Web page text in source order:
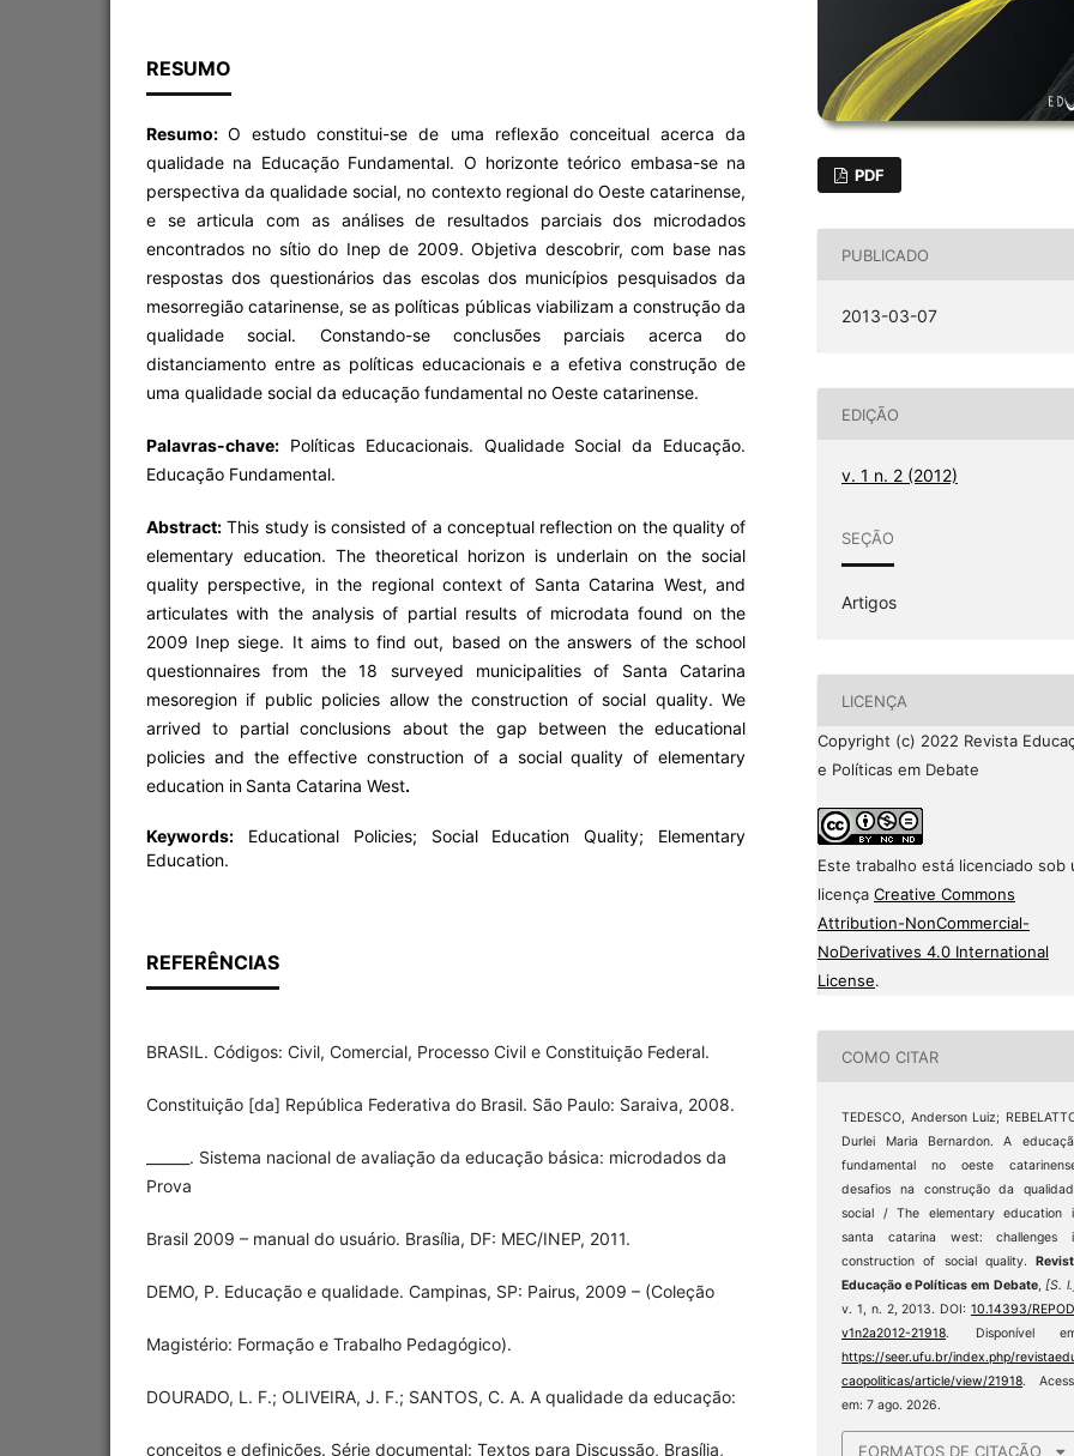
RESUMO
Resumo:O estudo constitui-se de uma reflexão conceitual acerca da
qualidade na Educação Fundamental. O horizonte teórico embasa-se na
perspectiva da qualidade social, no contexto regional do Oeste catarinense,
e se articula com as análises de resultados parciais dos microdados
encontrados no sítio do Inep de 2009. Objetiva descobrir, com base nas
respostas dos questionários das escolas dos municípios pesquisados da
mesorregião catarinense, se as políticas públicas viabilizam a construção da
qualidade social. Constando-se conclusões parciais acerca do
distanciamento entre as políticas educacionais e a efetiva construção de
uma qualidade social da educação fundamental no Oeste catarinense.
Palavras-chave: Políticas Educacionais. Qualidade Social da Educação.
Educação Fundamental.
Abstract: This study is consisted of a conceptual reflection on the quality of
elementary education. The theoretical horizon is underlain on the social
quality perspective, in the regional context of Santa Catarina West, and
articulates with the analysis of partial results of microdata found on the
2009 Inep siege. It aims to find out, based on the answers of the school
questionnaires from the 18 surveyed municipalities of Santa Catarina
mesoregion if public policies allow the construction of social quality. We
arrived to partial conclusions about the gap between the educational
policies and the effective construction of a social quality of elementary
education in Santa Catarina West.
Keywords: Educational Policies; Social Education Quality; Elementary
Education.
REFERÊNCIAS
BRASIL. Códigos: Civil, Comercial, Processo Civil e Constituição Federal.
Constituição [da] República Federativa do Brasil. São Paulo: Saraiva, 2008.
______. Sistema nacional de avaliação da educação básica: microdados da
Prova
Brasil 2009 – manual do usuário. Brasília, DF: MEC/INEP, 2011.
DEMO, P. Educação e qualidade. Campinas, SP: Pairus, 2009 – (Coleção
Magistério: Formação e Trabalho Pedagógico).
DOURADO, L. F.; OLIVEIRA, J. F.; SANTOS, C. A. A qualidade da educação:
conceitos e definições. Série documental: Textos para Discussão, Brasília,
PDF
PUBLICADO
2013-03-07
EDIÇÃO
v. 1 n. 2 (2012)
SEÇÃO
Artigos
LICENÇA
Copyright (c) 2022 Revista
e Políticas em Debate
Este trabalho está licenciado sob
licença Creative Commons
Attribution-NonCommercial-
NoDerivatives 4.0 International
License.
COMO CITAR
TEDESCO, Anderson Luiz;
Durlei Maria Bernardon. A
fundamental no oeste
desafios na construção da
social / The elementary education
santa catarina west: challenges
construction of social quality.
Educação e Políticas em Debate,[S.
v. 1, n. 2, 2013. DOI: 10.14393/
v1n2a2012-21918. Disponível
https://seer.ufu.br/index.php/
caopoliticas/article/view/21918.
em: 7 ago. 2026.
FORMATOS DE CITAÇÃO